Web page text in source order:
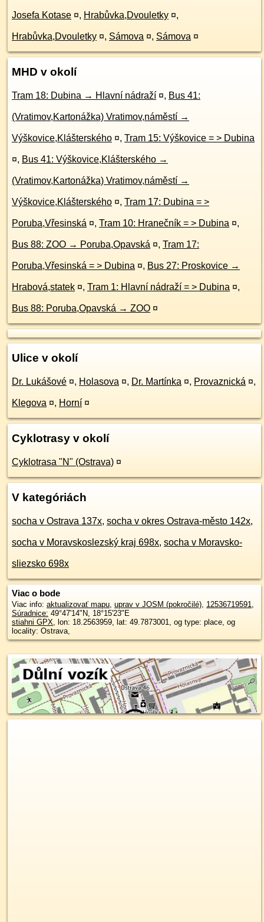
Josefa Kotase ¤, Hrabůvka,Dvouletky ¤,
Hrabůvka,Dvouletky ¤, Sámova ¤, Sámova ¤
MHD v okolí
Tram 18: Dubina → Hlavní nádraží ¤, Bus 41:
(Vratimov,Kartonážka) Vratimov,náměstí →
Výškovice,Klášterského ¤, Tram 15: Výškovice = > Dubina
¤, Bus 41: Výškovice,Klášterského →
(Vratimov,Kartonážka) Vratimov,náměstí →
Výškovice,Klášterského ¤, Tram 17: Dubina = >
Poruba,Vřesinská ¤, Tram 10: Hranečník = > Dubina ¤,
Bus 88: ZOO → Poruba,Opavská ¤, Tram 17:
Poruba,Vřesinská = > Dubina ¤, Bus 27: Proskovice →
Hrabová,statek ¤, Tram 1: Hlavní nádraží = > Dubina ¤,
Bus 88: Poruba,Opavská → ZOO ¤
Ulice v okolí
Dr. Lukášové ¤, Holasova ¤, Dr. Martínka ¤, Provaznická ¤,
Klegova ¤, Horní ¤
Cyklotrasy v okolí
Cyklotrasa "N" (Ostrava) ¤
V kategóriách
socha v Ostrava 137x, socha v okres Ostrava-město 142x,
socha v Moravskoslezský kraj 698x, socha v Moravsko-
sliezsko 698x
Viac o bode
Viac info: aktualizovať mapu, uprav v JOSM (pokročilé), 12536719591,
Súradnice: 49°47'14"N, 18°15'23"E
stiahni GPX, lon: 18.2563959, lat: 49.7873001, og type: place, og
locality: Ostrava,